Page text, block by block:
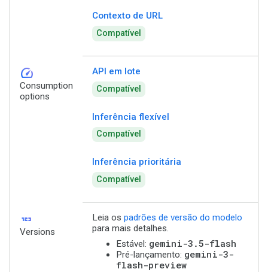
Contexto de URL
Compatível
speed
Consumption
options
API em lote
Compatível
Inferência flexível
Compatível
Inferência prioritária
Compatível
123
Versions
Leia os padrões de versão do modelo
para mais detalhes.
Estável: gemini-3.5-flash
Pré-lançamento: gemini-3-
flash-preview